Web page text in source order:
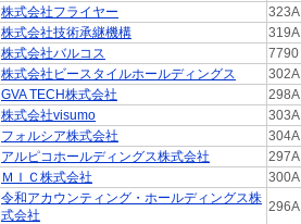
株式会社フライヤー 323A
株式会社技術承継機構 319A
株式会社バルコス 7790
株式会社ビースタイルホールディングス 302A
GVA TECH株式会社 298A
株式会社visumo 303A
フォルシア株式会社 304A
アルピコホールディングス株式会社 297A
ＭＩＣ株式会社 300A
令和アカウンティング・ホールディングス株
式会社
296A